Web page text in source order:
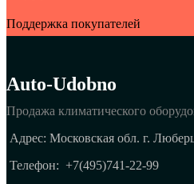
Поддержка покупателей
Auto-Udobno
Продажа климатического
Адрес: Московская обл. г.
Телефон: +7(495)741-22-99